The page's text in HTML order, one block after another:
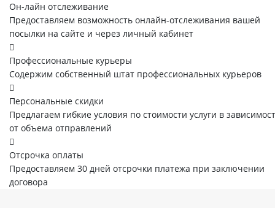
Он-лайн отслеживание
Предоставляем возможность онлайн-отслеживания вашей
посылки на сайте и через личный кабинет
Профессиональные курьеры
Содержим собственный штат профессиональных курьеров
Персональные скидки
Предлагаем гибкие условия по стоимости услуги в
от объема отправлений
Отсрочка оплаты
Предоставляем 30 дней отсрочки платежа при заключении
договора